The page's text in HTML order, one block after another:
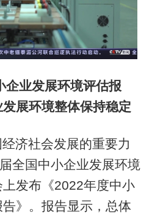
企业发展环境评估报
展环境整体保持稳定
济社会发展的重要力
全国中小企业发展环境
发布《2022年度中小
》。报告显示，总体